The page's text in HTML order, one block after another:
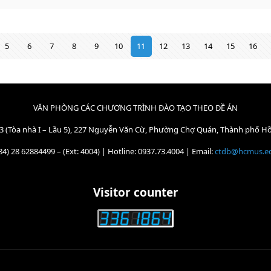
5 6 7 8 9 10 11 12 13 14 15 16
VĂN PHÒNG CÁC CHƯƠNG TRÌNH ĐÀO TẠO THEO ĐỀ ÁN
(Tòa nhà I – Lầu 5), 227 Nguyễn Văn Cừ, Phường Chợ Quán, Thành phố
28 62884499 – (Ext: 4004) | Hotline: 0937.73.4004 | Email:
Visitor counter